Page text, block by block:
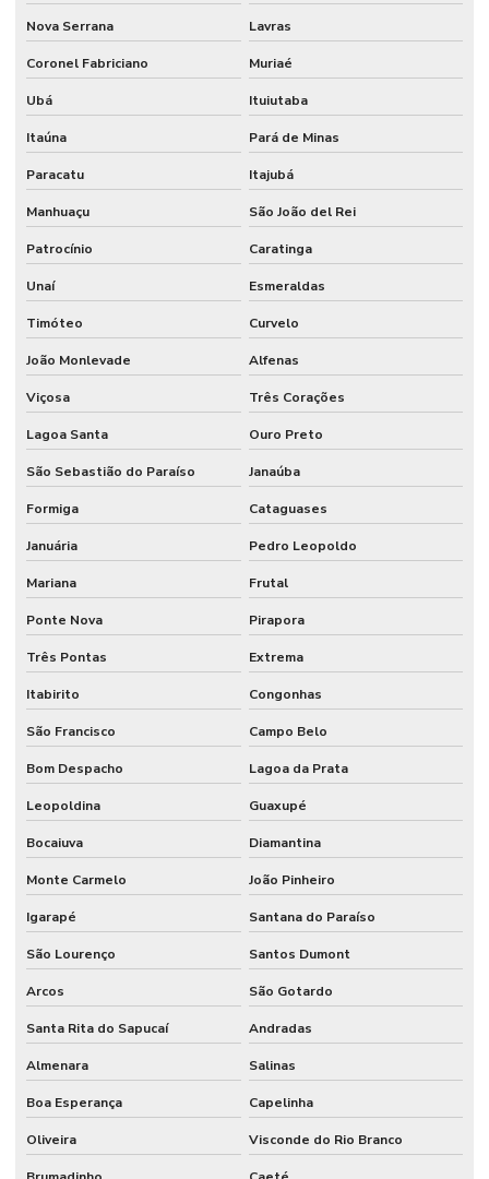
Software controle de acesso
Software controle de acesso condominio
Software controle de acesso portaria condominio
Software para controle de estacionamento
Nova Serrana Lavras
Coronel Fabriciano Muriaé
Ubá Ituiutaba
Itaúna Pará de Minas
Paracatu Itajubá
Manhuaçu São João del Rei
Patrocínio Caratinga
Unaí Esmeraldas
Timóteo Curvelo
João Monlevade Alfenas
Viçosa Três Corações
Lagoa Santa Ouro Preto
São Sebastião do Paraíso Janaúba
Formiga Cataguases
Januária Pedro Leopoldo
Mariana Frutal
Ponte Nova Pirapora
Três Pontas Extrema
Itabirito Congonhas
São Francisco Campo Belo
Bom Despacho Lagoa da Prata
Leopoldina Guaxupé
Bocaiuva Diamantina
Monte Carmelo João Pinheiro
Igarapé Santana do Paraíso
São Lourenço Santos Dumont
Arcos São Gotardo
Santa Rita do Sapucaí Andradas
Almenara Salinas
Boa Esperança Capelinha
Oliveira Visconde do Rio Branco